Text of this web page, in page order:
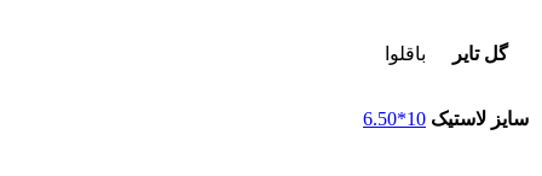
گل تایر باقلوا
سایز لاستیک 10*6.50